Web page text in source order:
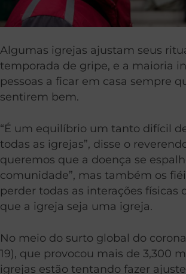
Algumas igrejas ajustam seus
temporada de gripe, e a maioria
pessoas a ficar em casa sempre
sentirem bem.
“É um equilíbrio um tanto difícil
todas as igrejas”, disse o
queremos que a doença se
comunidade”, mas também os
perder todas as interações físicas
que a igreja seja uma igreja.
No meio do surto global do
19), que provocou mais de 3,300
igrejas estão tentando fazer